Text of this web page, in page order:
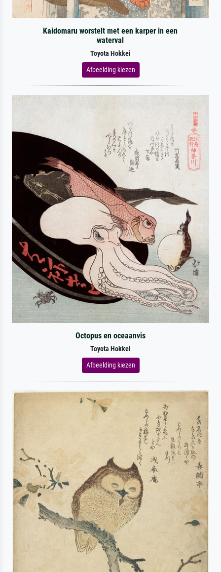
Kaidomaru worstelt met een karper in een
waterval
Toyota Hokkei
Afbeelding kiezen
Octopus en oceaanvis
Toyota Hokkei
Afbeelding kiezen